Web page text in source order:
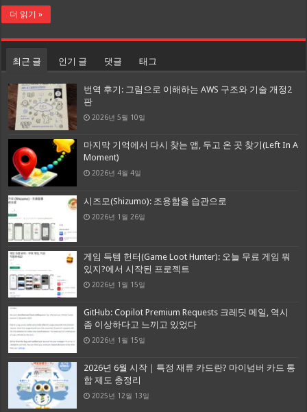
더 읽기 »
최근 글 인기 글 댓글 태그
번역 후기: 그림으로 이해하는 AWS 구조와 기술 개정2
판
2026년 5월 10일
마지막 기억에서 다시 찾는 앱, 두고 온 곳 찾기(Left In A
Moment)
2026년 4월 4일
시즈모(Shizumo): 조용함을 습관으로
2026년 1월 26일
게임 득템 헌터(Game Loot Hunter): 오늘 무료 게임 뭐
있지?에서 시작된 프로젝트
2026년 1월 15일
GitHub: Copilot Premium Requests 크레딧 메일, 역시
좀 이상하다고 느끼고 있었다
2026년 1월 15일
2026년 6월 시작｜특정 재류 카드란? 마이넘버 카드 통
합 제도 총정리
2025년 12월 13일